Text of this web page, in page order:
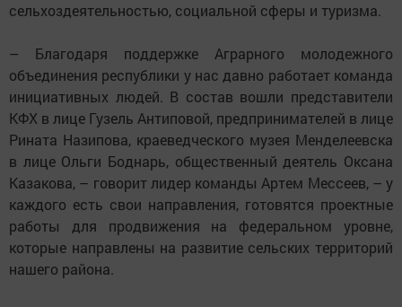
сельхоздеятельностью, социальной сферы и туризма.
– Благодаря поддержке Аграрного молодежного
объединения республики у нас давно работает команда
инициативных людей. В состав вошли представители
КФХ в лице Гузель Антиповой, предпринимателей в лице
Рината Назипова, краеведческого музея Менделеевска
в лице Ольги Боднарь, общественный деятель Оксана
Казакова, – говорит лидер команды Артем Мессеев, – у
каждого есть свои направления, готовятся проектные
работы для продвижения на федеральном уровне,
которые направлены на развитие сельских территорий
нашего района.